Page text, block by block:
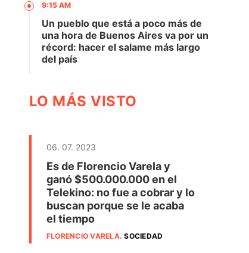
9:15 AM
Un pueblo que está a poco más de
una hora de Buenos Aires va por un
récord: hacer el salame más largo
del país
LO MÁS VISTO
06. 07. 2023
Es de Florencio Varela y
ganó $500.000.000 en el
Telekino: no fue a cobrar y lo
buscan porque se le acaba
el tiempo
FLORENCIO VARELA.SOCIEDAD